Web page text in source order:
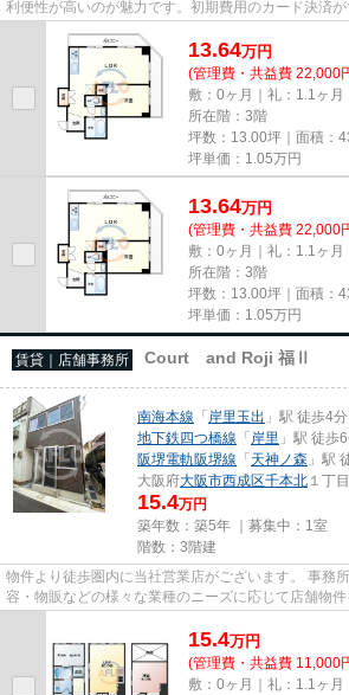
利便性が高いのが魅力です。初期費用のカード決済が
離は300mです。周辺には、徒...
13.64万円
(管理費・共益費 22,000
敷：0ヶ月｜礼：1.1ヶ月
所在階：3階
坪数：13.00坪｜面積：
坪単価： 1.05万円
13.64万円
(管理費・共益費 22,000
敷：0ヶ月｜礼：1.1ヶ月
所在階：3階
坪数：13.00坪｜面積：
坪単価： 1.05万円
賃貸｜店舗事務所 Court and Roji 福Ⅱ
南海本線 「 岸里玉出 」駅 徒歩4分
地下鉄四つ橋線 「 岸里 」駅 徒歩
阪堺電軌阪堺線 「天神ノ森 」駅
大阪府大阪市西成区千本北 １丁
15.4万円
築年数：築5年 ｜募集中： 1室
階数：3階建
物件より徒歩圏内に当社営業店がございます。 事務
容・物販などの様々な業種のニーズに応じて店舗物件
尚、弊社ではおとり広告は一切...
15.4万円
(管理費・共益費 11,000
敷：0ヶ月｜礼：1.1ヶ月